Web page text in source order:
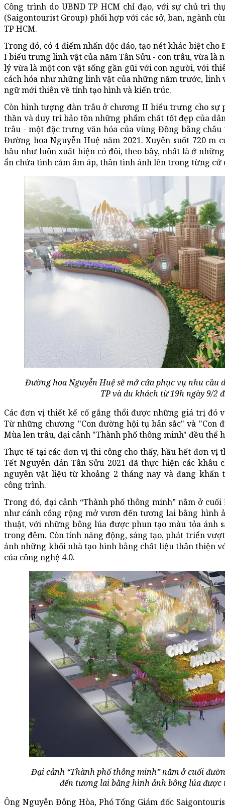
Công trình do UBND TP HCM chỉ đạo, với sự chủ trì
(Saigontourist Group) phối hợp với các sở, ban, ngành
TP HCM.
Trong đó, có 4 điểm nhấn độc đáo, tạo nét khác biệt
I biểu trưng linh vật của năm Tân Sửu - con trâu, vừa là
lý vừa là một con vật sống gần gũi với con người, với
cách hóa như những linh vật của những năm trước,
ngữ mới thiên về tính tạo hình và kiến trúc.
Còn hình tượng đàn trâu ở chương II biểu trưng cho
thần và duy trì bảo tồn những phẩm chất tốt đẹp của
trâu - một đặc trưng văn hóa của vùng Đồng bằng
Đường hoa Nguyễn Huệ năm 2021. Xuyên suốt 720
hầu như luôn xuất hiện có đôi, theo bầy, nhất là ở
ẩn chứa tình cảm ấm áp, thân tình ánh lên trong từng cử
Đường hoa Nguyễn Huệ sẽ mở cửa phục vụ nhu
TP và du khách từ 19h ngày 9/2
Các đơn vị thiết kế cố gắng thổi được những giá trị đó
Từ những chương "Con đường hội tụ bản sắc" và
Mùa len trâu, đại cảnh "Thành phố thông minh" đều thể
Thực tế tại các đơn vị thi công cho thấy, hầu hết đơn vị
Tết Nguyên đán Tân Sửu 2021 đã thực hiện các
nguyên vật liệu từ khoảng 2 tháng nay và đang khẩn
công trình.
Trong đó, đại cảnh “Thành phố thông minh” nằm ở
như cánh cổng rộng mở vươn đến tương lai bằng hình
thuật, với những bông lúa được phun tạo màu tỏa ánh
trong đêm. Còn tính năng động, sáng tạo, phát triển
ảnh những khối nhà tạo hình bằng chất liệu thân thiện
của công nghệ 4.0.
Đại cảnh “Thành phố thông minh” nằm ở cuối
đến tương lai bằng hình ảnh bông lúa
Ông Nguyễn Đông Hòa, Phó Tổng Giám đốc